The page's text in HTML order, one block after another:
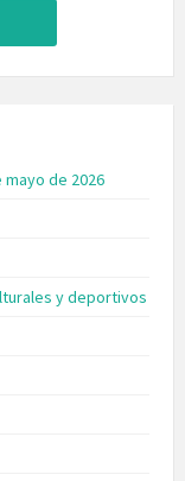
mayo de 2026
y deportivos